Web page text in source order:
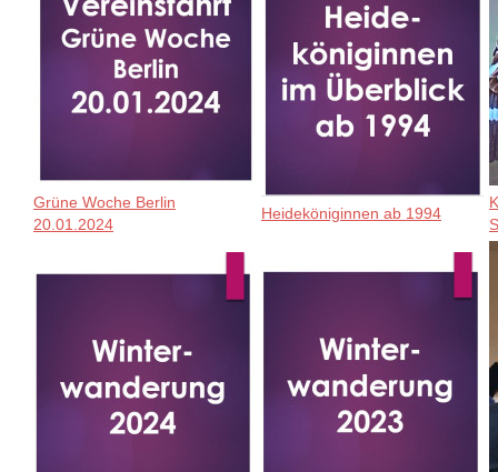
Grüne Woche Berlin
20.01.2024
Heideköniginnen ab 1994